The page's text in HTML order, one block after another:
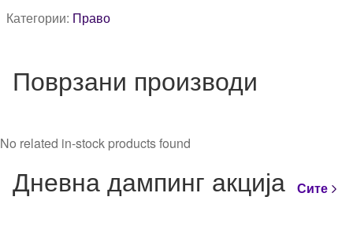
Категории: Право
Поврзани производи
No related in-stock products found
Дневна дампинг акција Сите